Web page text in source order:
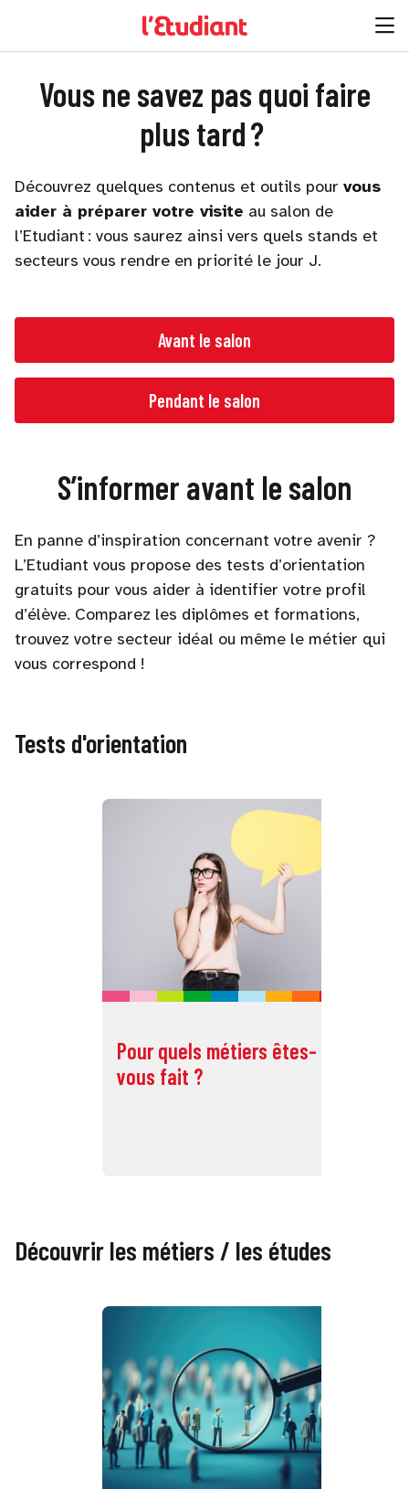
Vous ne savez pas quoi faire
plus tard ?
Découvrez quelques contenus et outils pour vous
aider à préparer votre visite au salon de
l’Etudiant : vous saurez ainsi vers quels stands et
secteurs vous rendre en priorité le jour J.
Avant le salon
Pendant le salon
S’informer avant le salon
En panne d’inspiration concernant votre avenir ?
L’Etudiant vous propose des tests d’orientation
gratuits pour vous aider à identifier votre profil
d’élève. Comparez les diplômes et formations,
trouvez votre secteur idéal ou même le métier qui
vous correspond !
Tests d'orientation
Pour quels métiers êtes-
vous fait ?
Découvrir les métiers / les études